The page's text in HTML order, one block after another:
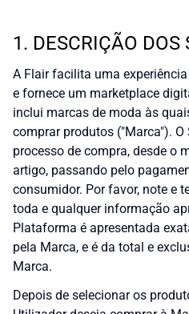
1. DESCRIÇÃO DOS
A Flair facilita uma
e fornece um marketplace
inclui marcas de moda às
comprar produtos ("Marca").
processo de compra, desde o
artigo, passando pelo
consumidor. Por favor, note e
toda e qualquer informação
Plataforma é apresentada
pela Marca, e é da total e
Marca.
Depois de selecionar os